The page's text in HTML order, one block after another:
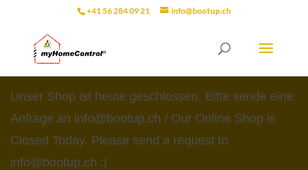
+41 56 284 09 21 info@bootup.ch
Unser Shop ist heute geschlossen. Bitte sende eine
Anfrage an info@bootup.ch / Our Online Shop is
Closed Today. Please send a request to
info@bootup.ch :(